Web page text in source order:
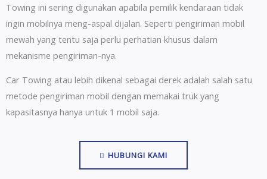
Towing ini sering digunakan apabila pemilik kendaraan tidak
ingin mobilnya meng-aspal dijalan. Seperti pengiriman mobil
mewah yang tentu saja perlu perhatian khusus dalam
mekanisme pengiriman-nya.
Car Towing atau lebih dikenal sebagai derek adalah salah satu
metode pengiriman mobil dengan memakai truk yang
kapasitasnya hanya untuk 1 mobil saja.
HUBUNGI KAMI